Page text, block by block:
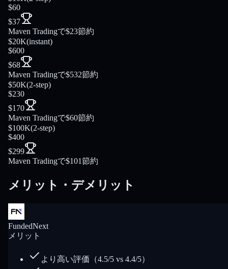
$60
$37
Maven Tradingで$23節約
$20K(instant)
$600
$68
Maven Tradingで$532節約
$50K(2-step)
$230
$170
Maven Tradingで$60節約
$100K(2-step)
$400
$299
Maven Tradingで$101節約
メリット・デメリット
FundedNext
メリット
より高い評価（4.5/5 vs 4.4/5）